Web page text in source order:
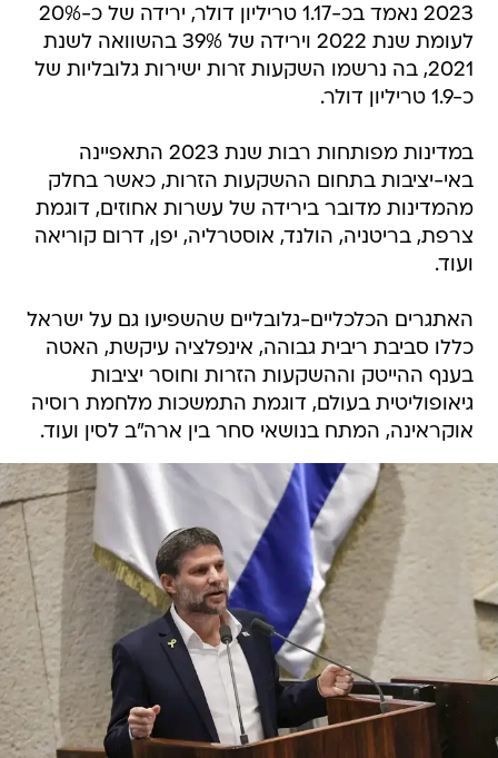
2023 נאמד בכ-1.17 טריליון דולר, ירידה של כ-20%
לעומת שנת 2022 וירידה של 39% בהשוואה לשנת
2021, בה נרשמו השקעות זרות ישירות גלובליות של
כ-1.9 טריליון דולר.
במדינות מפותחות רבות שנת 2023 התאפיינה
באי-יציבות בתחום ההשקעות הזרות, כאשר בחלק
מהמדינות מדובר בירידה של עשרות אחוזים, דוגמת
צרפת, בריטניה, הולנד, אוסטרליה, יפן, דרום קוריאה
ועוד.
האתגרים הכלכליים-גלובליים שהשפיעו גם על ישראל
כללו סביבת ריבית גבוהה, אינפלציה עיקשת, האטה
בענף ההייטק וההשקעות הזרות וחוסר יציבות
גיאופוליטית בעולם, דוגמת התמשכות מלחמת רוסיה
אוקראינה, המתח בנושאי סחר בין ארה"ב לסין ועוד.